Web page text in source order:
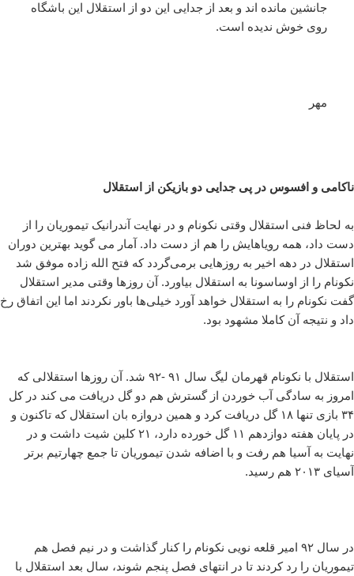
جانشین مانده اند و بعد از جدایی این دو از استقلال این باشگاه
روی خوش ندیده است.
مهر
ناکامی و افسوس در پی جدایی دو بازیکن از استقلال
به لحاظ فنی استقلال وقتی نکونام و در نهایت آندرانیک تیموریان را از
دست داد، همه رویاهایش را هم از دست داد. آمار می گوید بهترین دوران
استقلال در دهه اخیر به روزهایی برمی‌گردد که فتح الله زاده موفق شد
نکونام را از اوساسونا به استقلال بیاورد. آن روزها وقتی مدیر استقلال
گفت نکونام را به استقلال خواهد آورد خیلی‌ها باور نکردند اما این اتفاق رخ
داد و نتیجه آن کاملا مشهود بود.
استقلال با نکونام قهرمان لیگ سال ۹۱ -۹۲ شد. آن روزها استقلالی که
امروز به سادگی آب خوردن از گسترش هم دو گل دریافت می کند در کل
۳۴ بازی تنها ۱۸ گل دریافت کرد و همین دروازه بان استقلال که تاکنون و
در پایان هفته دوازدهم ۱۱ گل خورده دارد، ۲۱ کلین شیت داشت و در
نهایت به آسیا هم رفت و با اضافه شدن تیموریان تا جمع چهارتیم برتر
آسیای ۲۰۱۳ هم رسید.
در سال ۹۲ امیر قلعه نویی نکونام را کنار گذاشت و در نیم فصل هم
تیموریان را رد کردند تا در انتهای فصل پنجم شوند، سال بعد استقلال با